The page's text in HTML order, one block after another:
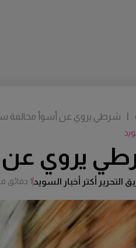
التحرير أكتر أخبار السويد1 دقائق قراءة
يروي عن
شرطي يروي عن أسوأ مخالفة